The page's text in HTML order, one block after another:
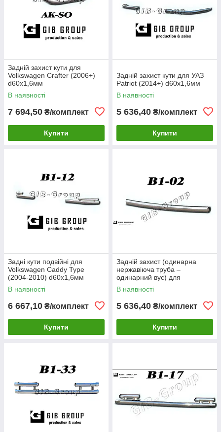
Задній захист кути для
Volkswagen Crafter (2006+)
d60х1,6мм
В наявності
7 694,50 ₴/комплект
Купити
Задній захист кути для УАЗ
Patriot (2014+) d60х1,6мм
В наявності
5 636,40 ₴/комплект
Купити
Задні кути подвійні для
Volkswagen Caddy Type
(2004-2010) d60х1,6мм
В наявності
6 667,10 ₴/комплект
Купити
Задній захист (одинарна
нержавіюча труба –
одинарний вус) для
Volkswagen Caddy Type
(2010-2015) d60х1,6мм
В наявності
5 636,40 ₴/комплект
Купити